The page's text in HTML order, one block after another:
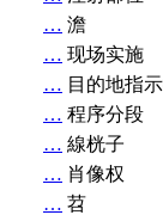
… 澹
… 现场实施
… 目的地指
… 程序分段
… 線桄子
… 肖像权
… 苕